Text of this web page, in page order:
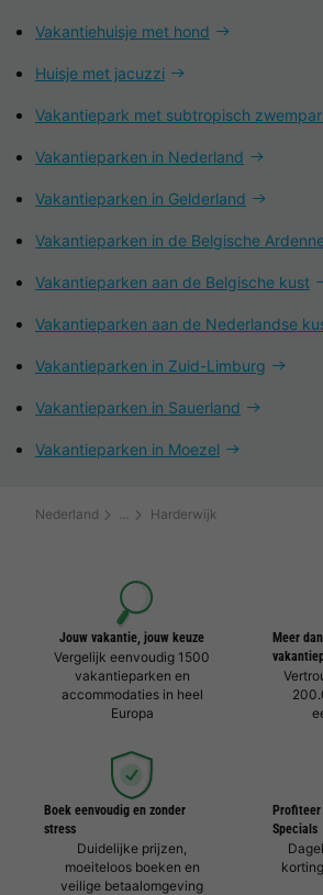
Vakantiehuisje met hond
Huisje met jacuzzi
Vakantiepark met subtropisch
Vakantieparken in Nederland
Vakantieparken in Gelderland
Vakantieparken in de Belgische
Vakantieparken aan de Belgische kust
Vakantieparken aan de Nederlandse
Vakantieparken in Zuid-Limburg
Vakantieparken in Sauerland
Vakantieparken in Moezel
Nederland Harderwijk
Jouw vakantie, jouw keuze
Vergelijk eenvoudig 1500
vakantieparken en
accommodaties in heel
Europa
Meer
Boek eenvoudig en zonder
stress
Duidelijke prijzen,
moeiteloos boeken en
veilige betaalomgeving
Profiteer
Specials